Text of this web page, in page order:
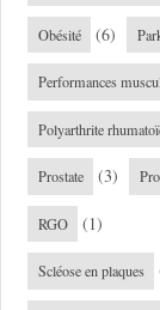
Obésité (6)
Performances
Polyarthrite
Prostate (3)
RGO (1)
Scléose en plaques